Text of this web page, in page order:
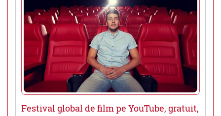
Festival global de film pe YouTube, gratuit,